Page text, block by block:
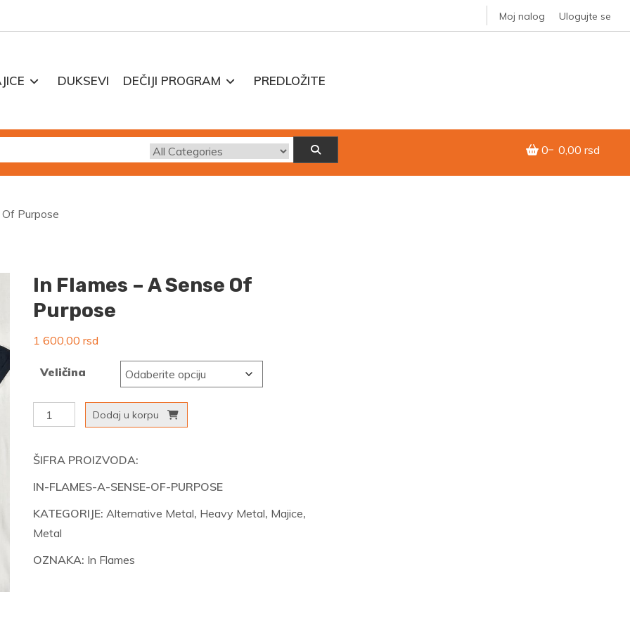
Moj nalog Ulogujte se
DUKSEVI DEČIJI PROGRAM PREDLOŽITE
0 0,00 rsd
Purpose
In Flames – A Sense Of
Purpose
1 600,00rsd
Veličina
Flames
-
Sense
Of
Purpose
Dodaj u korpu
ŠIFRA PROIZVODA:
IN-FLAMES-A-SENSE-OF-PURPOSE
KATEGORIJE:Alternative Metal, Heavy Metal, Majice,
Metal
OZNAKA: In Flames